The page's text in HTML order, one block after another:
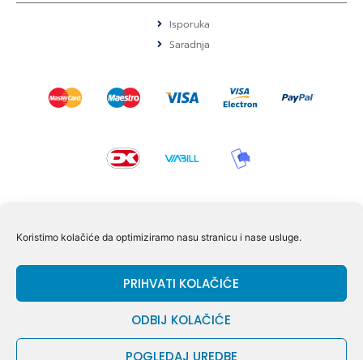
Koristimo kolačiće da optimiziramo nasu stranicu i nase usluge.
PRIHVATI KOLAČIĆE
ODBIJ KOLAČIĆE
POGLEDAJ UREDBE
Isporuka
Saradnja
Volmersvej 11 6000 Kolding Danska
+45 60609846
CVR Nr. 42779997